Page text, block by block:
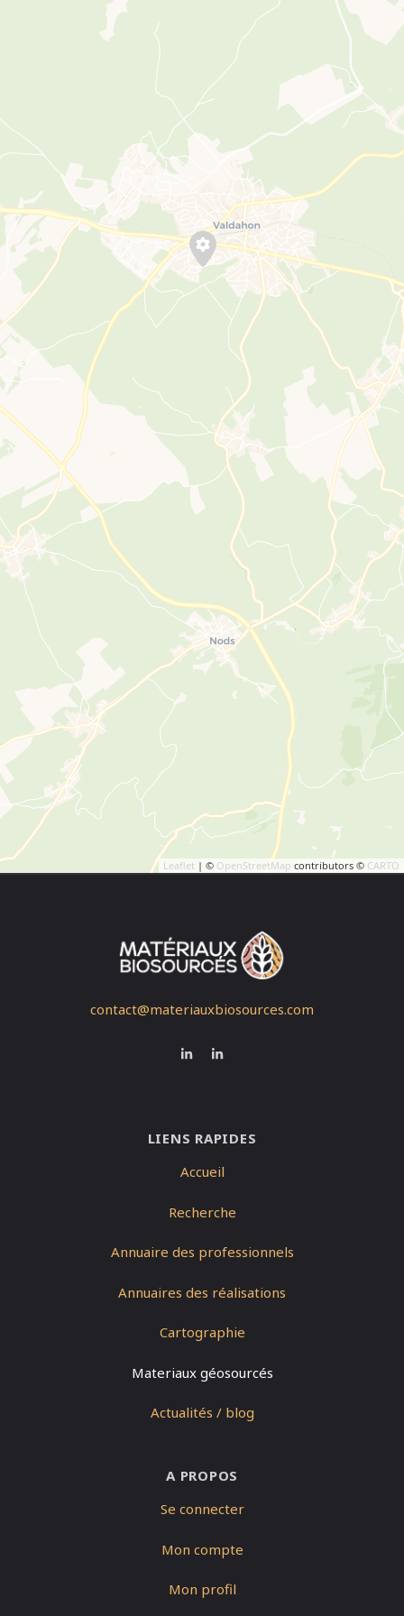
Leaflet | © OpenStreetMap contributors © CARTO
contact@materiauxbiosources.com
LIENS RAPIDES
Accueil
Recherche
Annuaire des professionnels
Annuaires des réalisations
Cartographie
Materiaux géosourcés
Actualités / blog
A PROPOS
Se connecter
Mon compte
Mon profil